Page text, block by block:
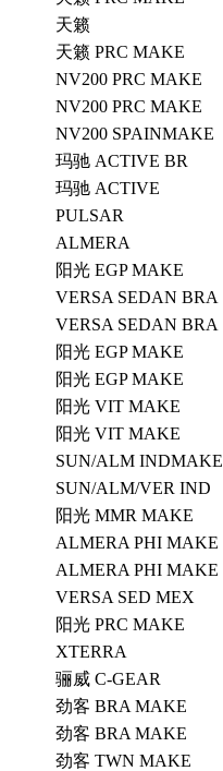
天籁
天籁 PRC MAKE
NV200 PRC MAKE
NV200 PRC MAKE
NV200 SPAINMAKE
玛驰 ACTIVE BR
玛驰 ACTIVE
PULSAR
ALMERA
阳光 EGP MAKE
VERSA SEDAN BRA
VERSA SEDAN BRA
阳光 EGP MAKE
阳光 EGP MAKE
阳光 VIT MAKE
阳光 VIT MAKE
SUN/ALM INDMAKE
SUN/ALM/VER IND
阳光 MMR MAKE
ALMERA PHI MAKE
ALMERA PHI MAKE
VERSA SED MEX
阳光 PRC MAKE
XTERRA
骊威 C-GEAR
劲客 BRA MAKE
劲客 BRA MAKE
劲客 TWN MAKE